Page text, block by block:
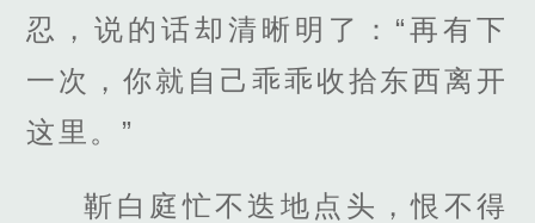
忍，说的话却清晰明了：“再有下
一次，你就自己乖乖收拾东西离开
这里。”
靳白庭忙不迭地点头，恨不得